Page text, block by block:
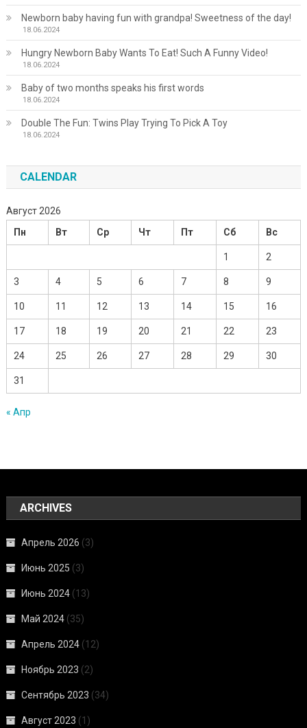
Newborn baby having fun with grandpa! Sweetness of the day!
18.06.2024
Hungry Newborn Baby Wants To Eat! Such A Funny Video!
18.06.2024
Baby of two months speaks his first words
18.06.2024
Double The Fun: Twins Play Trying To Pick A Toy
18.06.2024
CALENDAR
Август 2026
Пн
Вт Ср Чт Пт Сб Вс
1 2
3 4 5 6 7 8 9
10 11 12 13 14 15 16
17 18 19 20 21 22 23
24 25 26 27 28 29 30
31
« Апр
ARCHIVES
Апрель 2026 (3)
Июнь 2025 (3)
Июнь 2024 (13)
Май 2024 (35)
Апрель 2024 (12)
Ноябрь 2023 (2)
Сентябрь 2023 (34)
Август 2023 (1)